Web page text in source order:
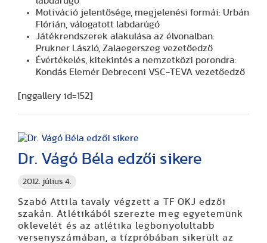
Motiváció jelentősége, megjelenési formái: Urbán
Flórián, válogatott labdarúgó
Játékrendszerek alakulása az élvonalban:
Prukner László, Zalaegerszeg vezetőedző
Évértékelés, kitekintés a nemzetközi porondra:
Kondás Elemér Debreceni VSC-TEVA vezetőedző
[nggallery id=152]
2012. július 4.
Dr. Vágó Béla edzői sikere
Szabó Attila tavaly végzett a TF OKJ edzői
szakán. Atlétikából szerezte meg egyetemünk
oklevelét és az atlétika legbonyolultabb
versenyszámában, a tízpróbában sikerült az